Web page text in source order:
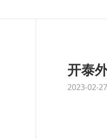
开泰
2023-02-